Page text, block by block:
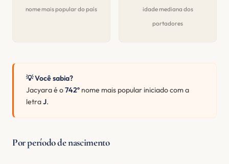
nome mais popular do país
idade mediana dos
portadores
💡 Você sabia?
Jacyara é o742º nome mais popular iniciado com a
letraJ.
Por período de nascimento